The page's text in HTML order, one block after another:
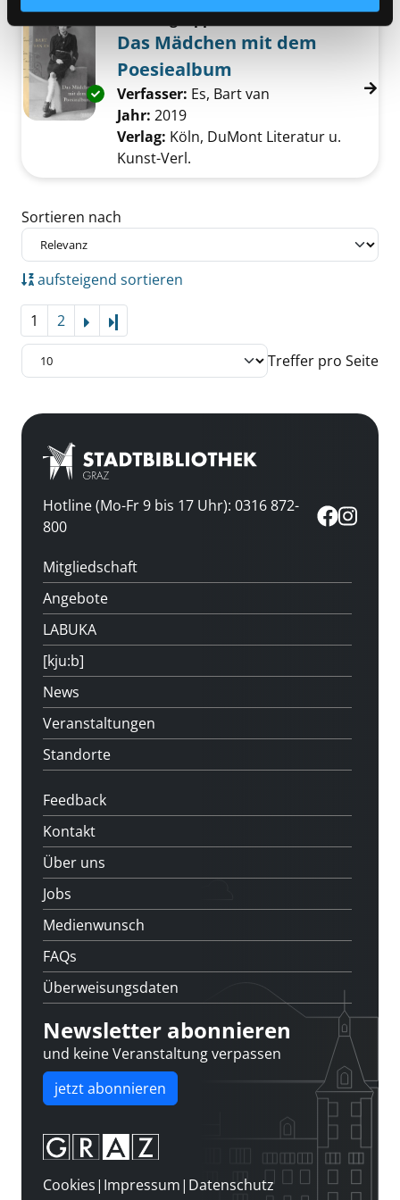
Exemplar-Details von Das Mädchen mit dem
Mediengruppe:Belletristik
Das Mädchen mit dem
Poesiealbum
Verfasser: Es, Bart van Suche nach
Jahr: 2019
Verlag: Köln, DuMont Literatur u.
Kunst-Verl.
Zu den Suchfiltern springen
Sortieren nach
aufsteigend sortieren
1 2
Treffer pro Seite
Hotline (Mo-Fr 9 bis 17 Uhr): 0316 872-
800
Mitgliedschaft
Angebote
LABUKA
[kju:b]
News
Veranstaltungen
Standorte
Feedback
Kontakt
Über uns
Jobs
Medienwunsch
FAQs
Überweisungsdaten
Newsletter abonnieren
und keine Veranstaltung verpassen
jetzt abonnieren
Cookies| Impressum| Datenschutz